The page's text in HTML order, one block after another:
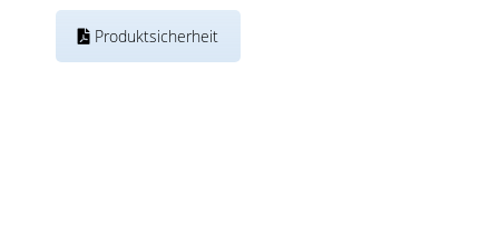
Produktsicherheit